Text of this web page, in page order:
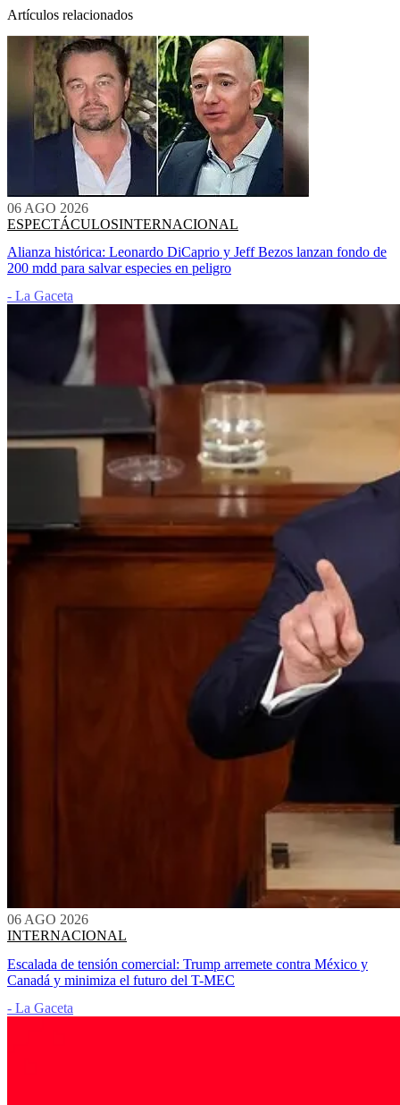
Artículos relacionados
06 AGO 2026
ESPECTÁCULOSINTERNACIONAL
Alianza histórica: Leonardo DiCaprio y Jeff Bezos lanzan fondo de
200 mdd para salvar especies en peligro
- La Gaceta
06 AGO 2026
INTERNACIONAL
Escalada de tensión comercial: Trump arremete contra México y
Canadá y minimiza el futuro del T-MEC
- La Gaceta